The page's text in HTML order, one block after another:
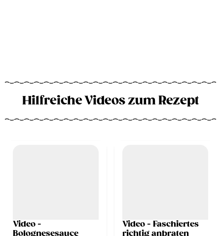
Hilfreiche Videos zum Rezept
Video -
Bolognesesauce
Video - Faschiertes
richtig anbraten